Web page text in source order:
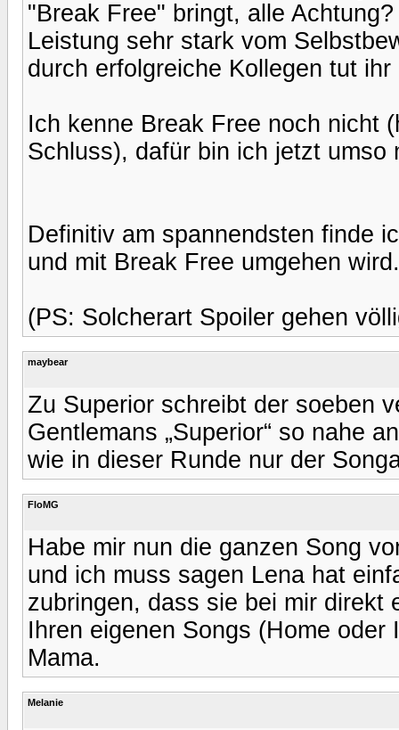
"Break Free" bringt, alle
Leistung sehr stark vom
durch erfolgreiche Kollegen tut
Ich kenne Break Free noch nicht
Schluss), dafür bin ich jetzt umso
Definitiv am spannendsten finde
und mit Break Free umgehen wird.
(PS: Solcherart Spoiler gehen
maybear
Zu Superior schreibt der soeben
Gentlemans „Superior“ so nahe
wie in dieser Runde nur der
FloMG
Habe mir nun die ganzen Song
und ich muss sagen Lena hat
zubringen, dass sie bei mir direkt
Ihren eigenen Songs (Home
Mama.
Melanie